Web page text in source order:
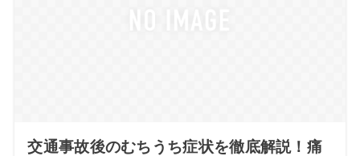
交通事故後のむちうち症状を徹底解説！痛